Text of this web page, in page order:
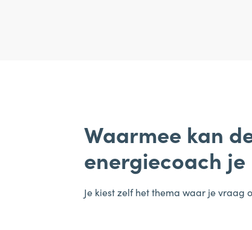
Waarmee kan
energiecoach je
Je kiest zelf het thema waar je vraag